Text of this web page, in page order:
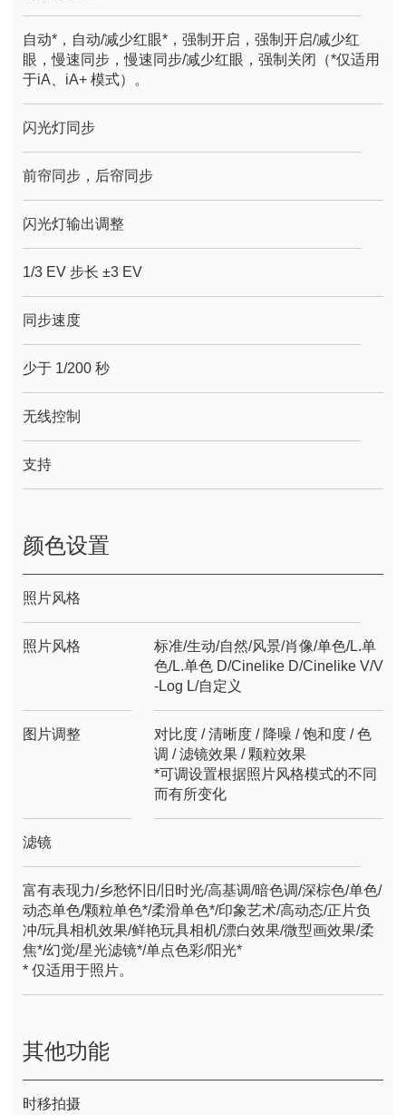
自动*，自动/减少红眼*，强制开启，强制开启/减少红
眼，慢速同步，慢速同步/减少红眼，强制关闭（*仅适用
于iA、iA+ 模式）。
闪光灯同步
前帘同步，后帘同步
闪光灯输出调整
1/3 EV 步长 ±3 EV
同步速度
少于 1/200 秒
无线控制
支持
颜色设置
照片风格
照片风格
标准/生动/自然/风景/肖像/单色/L.单
色/L.单色 D/Cinelike D/Cinelike V/V
-Log L/自定义
图片调整
对比度 / 清晰度 / 降噪 / 饱和度 / 色
调 / 滤镜效果 / 颗粒效果
*可调设置根据照片风格模式的不同
而有所变化
滤镜
富有表现力/乡愁怀旧/旧时光/高基调/暗色调/深棕色/单色/
动态单色/颗粒单色*/柔滑单色*/印象艺术/高动态/正片负
冲/玩具相机效果/鲜艳玩具相机/漂白效果/微型画效果/柔
焦*/幻觉/星光滤镜*/单点色彩/阳光*
* 仅适用于照片。
其他功能
时移拍摄